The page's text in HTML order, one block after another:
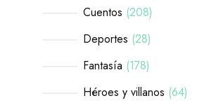
Cuentos 208
Deportes 28
Fantasía 178
Héroes y villanos 64